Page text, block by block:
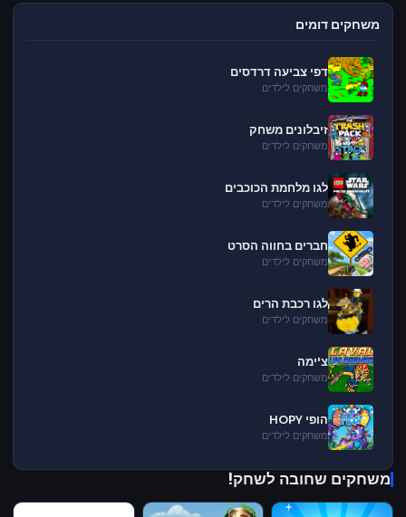
משחקים דומים
דפי צביעה דרדסים
משחקים לילדים
זיבלונים משחק
משחקים לילדים
לגו מלחמת הכוכבים
משחקים לילדים
חברים בחווה הסרט
משחקים לילדים
לגו רכבת הרים
משחקים לילדים
צ'ימה
משחקים לילדים
הופי HOPY
משחקים לילדים
משחקים שחובה לשחק!